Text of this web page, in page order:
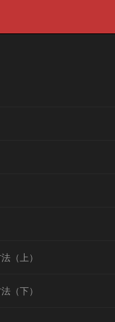
（上）
（下）